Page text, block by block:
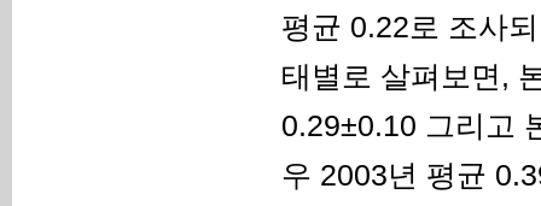
평균 0.22로 조사
태별로 살펴보면,
0.29±0.10 그리고
우 2003년 평균